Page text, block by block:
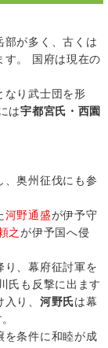
部が多く、古くは
す。 国府は現在の
なり武士団を形
は宇都宮氏・西園
、奥州征伐にも参
河野通盛が伊予守
之が伊予国へ侵
り、幕府征討軍を
氏も反撃に出ます
り、 河野氏は幕
条件に和睦が成